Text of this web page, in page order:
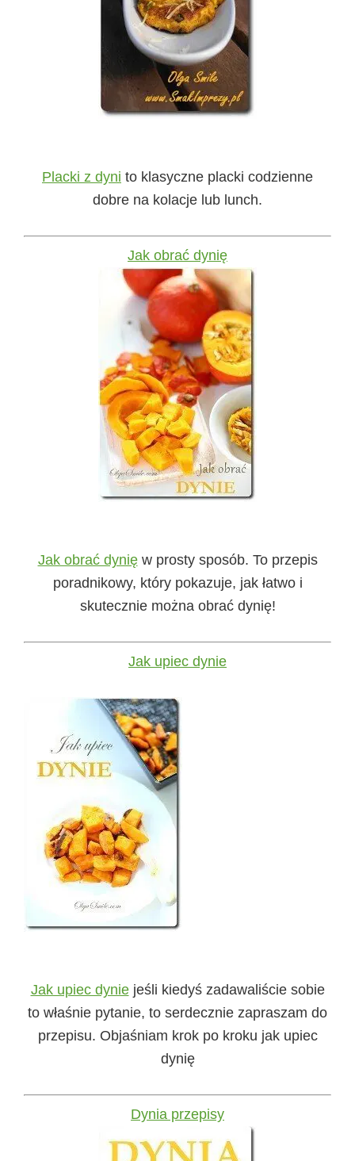
Placki z dyni to klasyczne placki codzienne
dobre na kolacje lub lunch.
Jak obrać dynię
Jak obrać dynięw prosty sposób. To przepis
poradnikowy, który pokazuje, jak łatwo i
skutecznie można obrać dynię!
Jak upiec dynie
Jak upiec dyniejeśli kiedyś zadawaliście sobie
to właśnie pytanie, to serdecznie zapraszam do
przepisu. Objaśniam krok po kroku jak upiec
dynię
Dynia przepisy